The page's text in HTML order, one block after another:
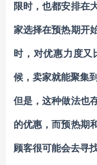
限时，也都安排在
家选择在预热期开
时，对优惠力度
候，卖家就能聚集
但是，这种做法也
的优惠，而预热期
顾客很可能会去寻